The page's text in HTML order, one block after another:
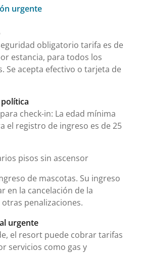
urgente
urgente
obligatorio tarifa es de
estancia, para todos los
Se acepta efectivo o tarjeta de
check-in: La edad mínima
el registro de ingreso es de 25
pisos sin ascensor
de mascotas. Su ingreso
en la cancelación de la
penalizaciones.
urgente
el resort puede cobrar tarifas
servicios como gas y